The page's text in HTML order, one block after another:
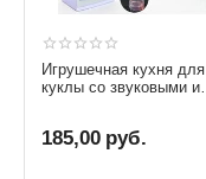
Игрушечная кухня для
куклы со звуковыми и
185,00 руб.